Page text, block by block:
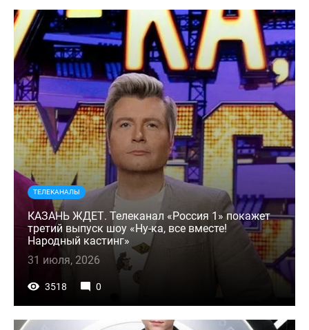
ТЕЛЕКАНАЛЫ
КАЗАНЬ ЖДЕТ. Телеканал «Россия 1» покажет
третий выпуск шоу «Ну-ка, все вместе!
Народный кастинг»
31 июля, 2026
3518 0